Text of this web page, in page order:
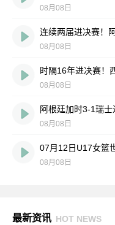
08月08日
08月08日
08月08日
08月08日
08月08日
最新资讯 HOT NEWS